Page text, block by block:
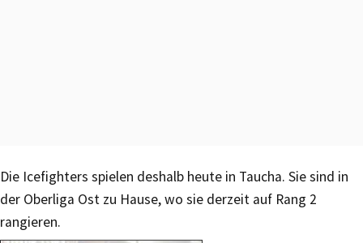
Die Icefighters spielen deshalb heute in Taucha. Sie sind in
der Oberliga Ost zu Hause, wo sie derzeit auf Rang 2
rangieren.